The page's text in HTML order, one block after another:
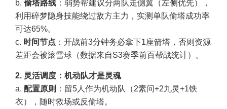
b. 偷塔路线 ：弱势帮建议分两队走侧翼（左侧优先），
利用碎梦隐身技能绕过敌方主力，实测单队偷塔成功率
可达65%。
c. 时间节点 ：开战前3分钟务必拿下1座箭塔，否则资源
差距会被滚雪球（数据来自S3赛季前百帮战统计）。
2. 灵活调度：机动队才是灵魂
a. 配置原则 ：留5人作为机动队（2素问+2九灵+1铁
衣），随时救场或反偷塔。